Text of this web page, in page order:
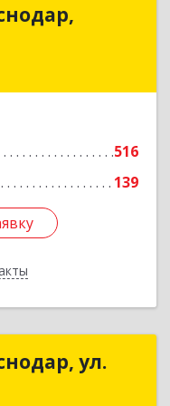
516
139
Краснодар,
офис
1/4, пом.3-12,14
Подробнее
ул.ул.